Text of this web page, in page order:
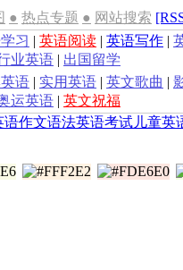
● 热点专题 ● 网站搜索
习 | 英语阅读 | 英语写作 |
业英语 | 出国留学
语 | 实用英语 | 英文歌曲 |
运英语 | 英文祝福
语作文语法英语考试 儿童英